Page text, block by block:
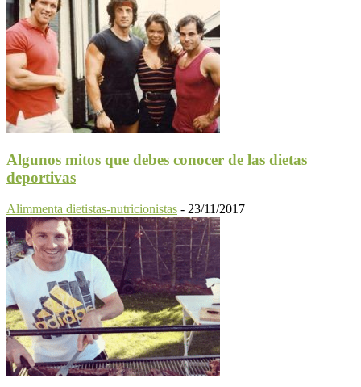
Algunos mitos que debes conocer de las dietas
deportivas
Alimmenta dietistas-nutricionistas - 23/11/2017